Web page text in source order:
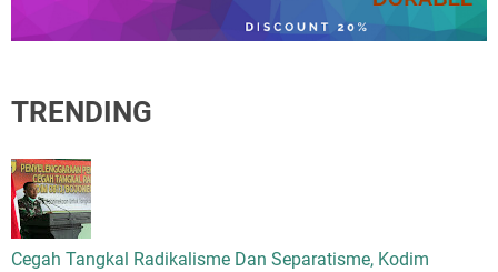
TRENDING
Cegah Tangkal Radikalisme Dan Separatisme, Kodim